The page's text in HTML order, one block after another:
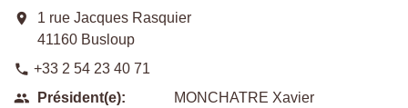
location_on
1 rue Jacques Rasquier
41160 Busloup
phone +33 2 54 23 40 71
people
Président(e):
MONCHATRE Xavier